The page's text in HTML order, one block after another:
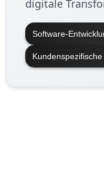
digitale
Software-